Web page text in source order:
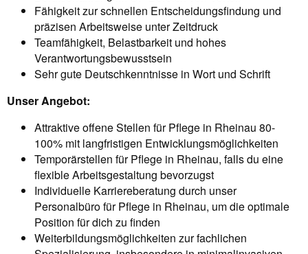
Fähigkeit zur schnellen Entscheidungsfindung und
präzisen Arbeitsweise unter Zeitdruck
Teamfähigkeit, Belastbarkeit und hohes
Verantwortungsbewusstsein
Sehr gute Deutschkenntnisse in Wort und Schrift
Unser Angebot:
Attraktive offene Stellen für Pflege in Rheinau 80-
100% mit langfristigen Entwicklungsmöglichkeiten
Temporärstellen für Pflege in Rheinau, falls du eine
flexible Arbeitsgestaltung bevorzugst
Individuelle Karriereberatung durch unser
Personalbüro für Pflege in Rheinau, um die optimale
Position für dich zu finden
Weiterbildungsmöglichkeiten zur fachlichen